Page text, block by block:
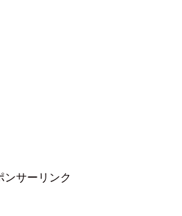
ンサーリンク